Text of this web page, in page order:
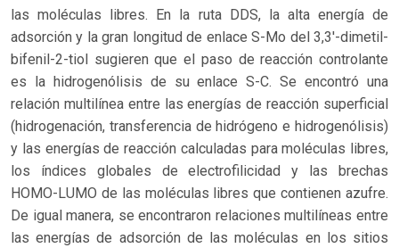
las moléculas libres. En la ruta DDS, la alta energía de
adsorción y la gran longitud de enlace S-Mo del 3,3'-dimetil-
bifenil-2-tiol sugieren que el paso de reacción controlante
es la hidrogenólisis de su enlace S-C. Se encontró una
relación multilínea entre las energías de reacción superficial
(hidrogenación, transferencia de hidrógeno e hidrogenólisis)
y las energías de reacción calculadas para moléculas libres,
los índices globales de electrofilicidad y las brechas
HOMO-LUMO de las moléculas libres que contienen azufre.
De igual manera, se encontraron relaciones multilíneas entre
las energías de adsorción de las moléculas en los sitios